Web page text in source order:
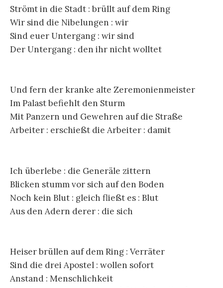
Strömt in die Stadt : brüllt auf dem Ring
Wir sind die Nibelungen : wir
Sind euer Untergang : wir sind
Der Untergang : den ihr nicht wolltet
Und fern der kranke alte Zeremonienmeister
Im Palast befiehlt den Sturm
Mit Panzern und Gewehren auf die Straße
Arbeiter : erschießt die Arbeiter : damit
Ich überlebe : die Generäle zittern
Blicken stumm vor sich auf den Boden
Noch kein Blut : gleich fließt es : Blut
Aus den Adern derer : die sich
Heiser brüllen auf dem Ring : Verräter
Sind die drei Apostel : wollen sofort
Anstand : Menschlichkeit